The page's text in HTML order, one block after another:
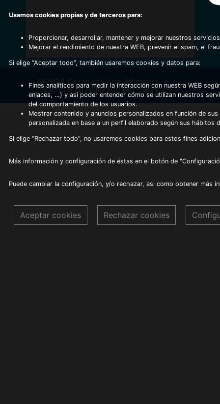
©2024 Copyright Frio Alhambra
Diseño web realizado por Servynet
Usamos cookies propias y de terceros para:
Proporcionar, desarrollar, mantener y mejorar nuestros
Mejorar el rendimiento de nuestra WEB, prevenir el spam, el
Si elige “Aceptar todo”, también usaremos cookies y datos para:
Fines analíticos para medir la interacción con nuestra WEB
enlaces, …) y asi poder entender cómo se utilizan nuestros
del comportamiento de los usuarios.
Mostrar contenido y anuncios personalizados en función de
personalizada en base a un perfil elaborado según sus hábitos
Si elige “Rechazar todo”, no usaremos cookies para estos fines
Más información y configuración de éstas en el botón de
Puede cambiar la configuración, y/o rechazar, asi como obtener más
Aceptar cookies Rechazar cookies